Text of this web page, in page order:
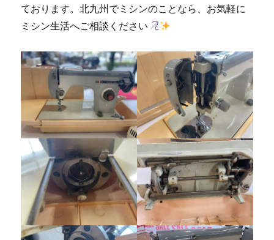
ております。北九州でミシンのことなら、お気軽に
ミシン生活へご相談ください